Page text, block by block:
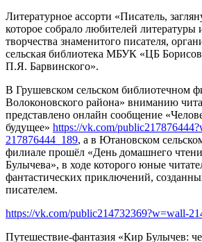
Литературное ассорти «Писатель,
которое собрало любителей литературы
творчества знаменитого писателя,
сельская библиотека МБУК «ЦБ
П.Я. Барвинского».
В Грушевском сельском
Волоконовского района» вниманию
представлено онлайн сообщение
будущее» https://vk.com/
217876444_189, а в Ютановском
филиале прошёл «День домашнего
Булычева», в ходе которого юные
фантастических приключений,
писателем.
https://vk.com/public214732369?w=wall-
Путешествие-фантазия «Кир Булычев: